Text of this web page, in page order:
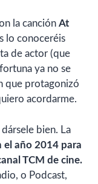
la canción At
lo conoceréis
de actor (que
ya no se
que protagonizó
acordarme.
bien. La
el año 2014 para
TCM de cine.
o Podcast,